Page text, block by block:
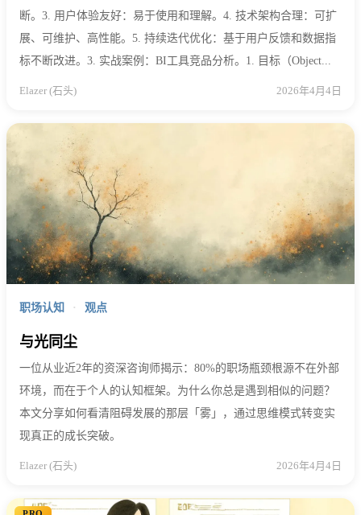
断。3. 用户体验友好：易于使用和理解。4. 技术架构合理：可扩
展、可维护、高性能。5. 持续迭代优化：基于用户反馈和数据指
标不断改进。3. 实战案例：BI工具竞品分析。1. 目标（Object...
Elazer (石头) 2026年4月4日
职场认知 · 观点
与光同尘
一位从业近2年的资深咨询师揭示：80%的职场瓶颈根源不在外部
环境，而在于个人的认知框架。为什么你总是遇到相似的问题？
本文分享如何看清阻碍发展的那层「雾」，通过思维模式转变实
现真正的成长突破。
Elazer (石头) 2026年4月4日